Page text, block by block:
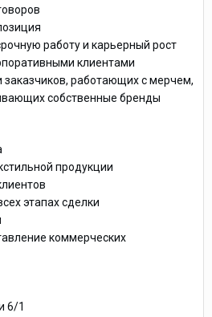
работу и карьерный рост
клиентами
работающих с мерчем,
собственные бренды
продукции
этапах сделки
коммерческих
6/1